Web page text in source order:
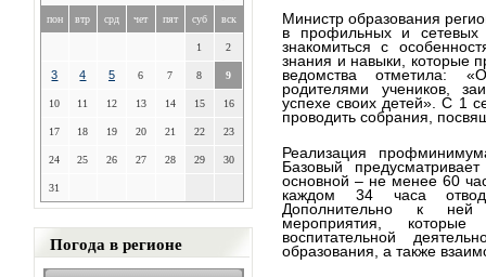
пон втр срд чет пят суб вск
1 2
3 4 5 6 7 8 9
10 11 12 13 14 15 16
17 18 19 20 21 22 23
24 25 26 27 28 29 30
31
Погода в регионе
Министр образования
в профильных и сетевых
знакомиться с
знания и навыки, которые
ведомства отметила:
родителями учеников,
успехе своих детей». С 1
проводить собрания,
Реализация
Базовый
основной – не менее 60
каждом 34 часа
Дополнительно к ней
мероприятия,
воспитательной
образования, а также